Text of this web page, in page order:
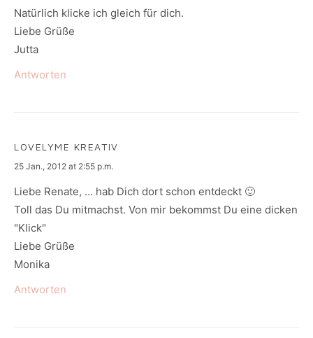
Natürlich klicke ich gleich für dich.
Liebe Grüße
Jutta
Antworten
LOVELYME KREATIV
says:
25 Jan., 2012 at 2:55 p.m.
Liebe Renate, … hab Dich dort schon entdeckt 🙂
Toll das Du mitmachst. Von mir bekommst Du eine dicken
"Klick"
Liebe Grüße
Monika
Antworten